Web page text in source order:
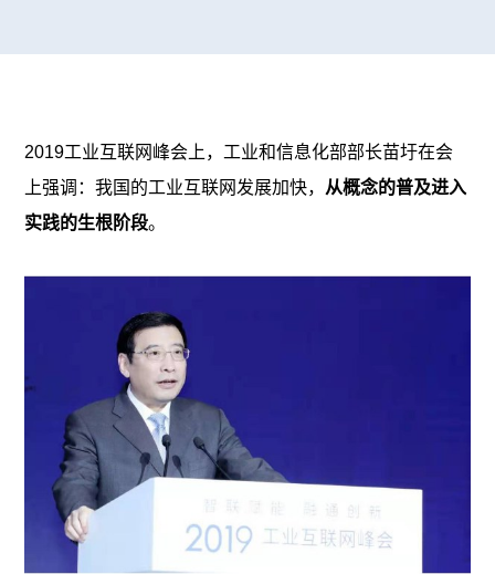
常见问题
2019工业互联网峰会上，工业和信息化部部长苗圩在会
上强调：我国的工业互联网发展加快， 从概念的普及进入
实践的生根阶段。